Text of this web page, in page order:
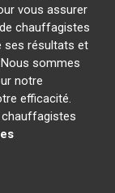
vous assurer
chauffagistes
ses résultats et
sommes
notre
efficacité.
chauffagistes